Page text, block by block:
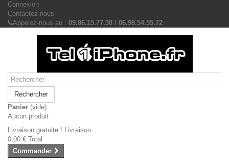
Connexion
Contactez-nous
Appelez-nous au : 09.86.15.77.38 / 06.98.54.55.72
Rechercher
Panier (vide)
Aucun produit
Livraison gratuite ! Livraison
0,00 € Total
Commander